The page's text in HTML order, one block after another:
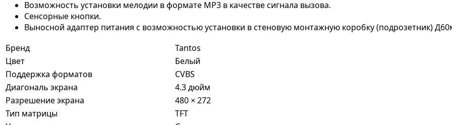
Возможность установки мелодии в формате MP3 в качестве сигнала вызова.
Сенсорные кнопки.
Выносной адаптер питания с возможностью установки в стеновую монтажную коробку (подрозетник)
Бренд
Tantos
Цвет
Белый
Поддержка форматов
CVBS
Диагональ экрана
4.3 дюйм
Разрешение экрана
480 × 272
Тип матрицы
TFT